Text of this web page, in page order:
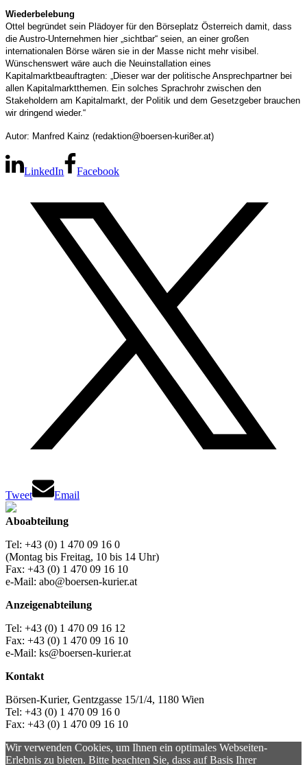
Wiederbelebung
Ottel begründet sein Plädoyer für den Börseplatz Österreich damit, dass
die Austro-Unternehmen hier „sichtbar“ seien, an einer großen
internationalen Börse wären sie in der Masse nicht mehr visibel.
Wünschenswert wäre auch die Neuinstallation eines
Kapitalmarktbeauftragten: „Dieser war der politische Ansprechpartner bei
allen Kapitalmarktthemen. Ein solches Sprachrohr zwischen den
Stakeholdern am Kapitalmarkt, der Politik und dem Gesetzgeber brauchen
wir dringend wieder.“
Autor: Manfred Kainz (redaktion@boersen-kuri8er.at)
LinkedIn Facebook
Tweet Email
Aboabteilung
Tel: +43 (0) 1 470 09 16 0
(Montag bis Freitag, 10 bis 14 Uhr)
Fax: +43 (0) 1 470 09 16 10
e-Mail: abo@boersen-kurier.at
Anzeigenabteilung
Tel: +43 (0) 1 470 09 16 12
Fax: +43 (0) 1 470 09 16 10
e-Mail: ks@boersen-kurier.at
Kontakt
Börsen-Kurier, Gentzgasse 15/1/4, 1180 Wien
Tel: +43 (0) 1 470 09 16 0
Fax: +43 (0) 1 470 09 16 10
Wir verwenden Cookies, um Ihnen ein optimales Webseiten-
Erlebnis zu bieten. Bitte beachten Sie, dass auf Basis Ihrer